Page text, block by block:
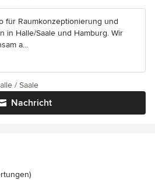
für Raumkonzeptionierung und
in Halle/Saale und Hamburg. Wir
a...
Nachricht
/ Saale
5 von 5 Sternen